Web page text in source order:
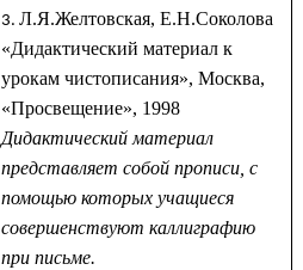
Л.Я.Желтовская, Е.Н.Соколова
«Дидактический материал к
урокам чистописания», Москва,
«Просвещение», 1998
Дидактический материал
представляет собой прописи, с
помощью которых учащиеся
совершенствуют каллиграфию
при письме.